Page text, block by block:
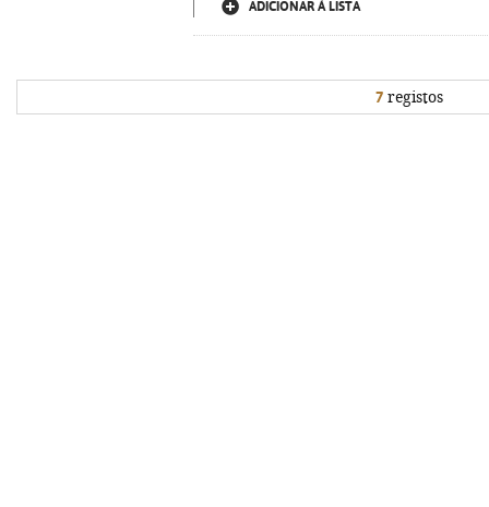
ADICIONAR À LISTA
7 registos